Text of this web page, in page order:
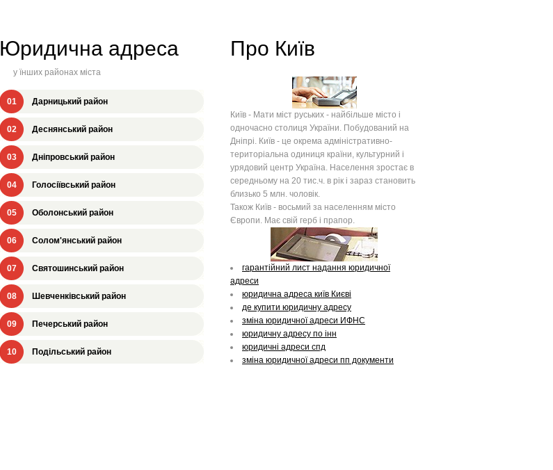
Юридична адреса
у їнших районах міста
01 Дарницький район
02 Деснянський район
03 Дніпровський район
04 Голосіївський район
05 Оболонський район
06 Солом'янський район
07 Святошинський район
08 Шевченківський район
09 Печерський район
10 Подільський район
Про Київ
Київ - Мати міст руських - найбільше місто і
одночасно столиця України. Побудований на
Дніпрі. Київ - це окрема адміністративно-
територіальна одиниця країни, культурний і
урядовий центр Україна. Населення зростає в
середньому на 20 тис.ч. в рік і зараз становить
близько 5 млн. чоловік.
Також Київ - восьмий за населенням місто
Європи. Має свій герб і прапор.
гарантійний лист надання юридичної
адреси
юридична адреса київ Києві
де купити юридичну адресу
зміна юридичної адреси ИФНС
юридичну адресу по інн
юридичні адреси спд
зміна юридичної адреси пп документи